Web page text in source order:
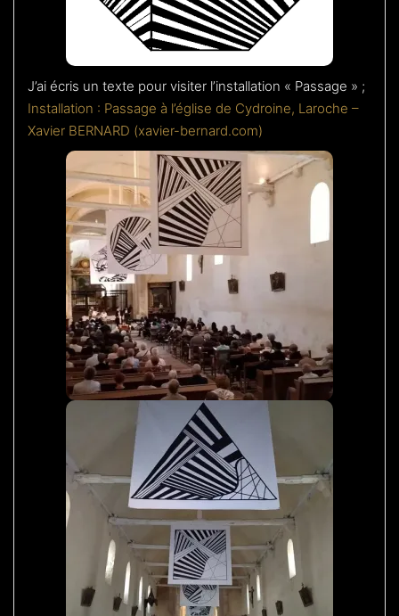
J’ai écris un texte pour visiter l’installation « Passage » ;
Installation : Passage à l’église de Cydroine, Laroche –
Xavier BERNARD (xavier-bernard.com)